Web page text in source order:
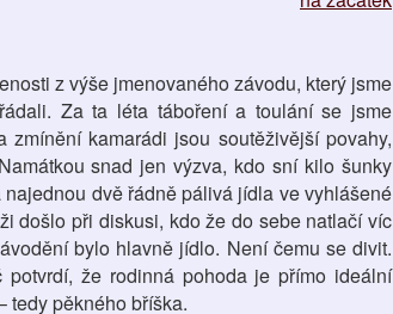
z výše jmenovaného závodu, který jsme
Za ta léta táboření a toulání se jsme
kamarádi jsou soutěživější povahy,
snad jen výzva, kdo sní kilo šunky
dvě řádně pálivá jídla ve vyhlášené
došlo při diskusi, kdo že do sebe natlačí víc
bylo hlavně jídlo. Není čemu se divit.
že rodinná pohoda je přímo ideální
tedy pěkného bříška.